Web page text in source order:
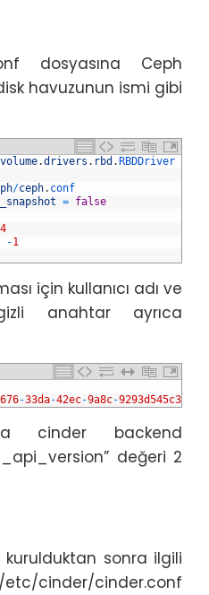
dosyasına Ceph
havuzunun ismi gibi
volume.drivers . rbd . RBDDriver
/ceph. conf
= false
4
-1
için kullanıcı adı ve
anahtar ayrıca
-33da-42ec-9a8c-9293d545c337
cinder backend
değeri 2
sonra ilgili
cinder.conf